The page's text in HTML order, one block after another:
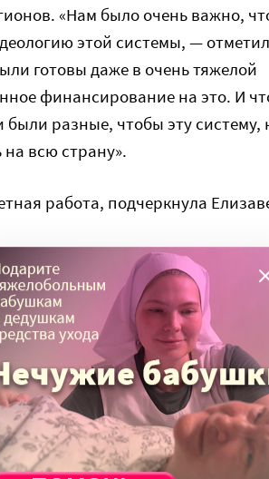
«Нам было очень важно,
этой системы, —
готовы даже в очень тяжелой
финансирование на это. И
разные, чтобы эту систему,
всю страну».
работа, подчеркнула
ТЕМУ ПРОДОЛЖИЛСЯ?
платеж в пользу нашего сайта.
наших читателей. На командировки,
сайта нужны средства.